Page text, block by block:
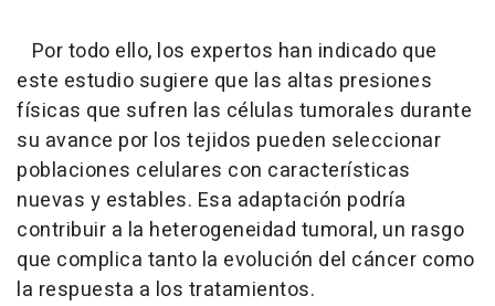
Por todo ello, los expertos han indicado que
este estudio sugiere que las altas presiones
físicas que sufren las células tumorales durante
su avance por los tejidos pueden seleccionar
poblaciones celulares con características
nuevas y estables. Esa adaptación podría
contribuir a la heterogeneidad tumoral, un rasgo
que complica tanto la evolución del cáncer como
la respuesta a los tratamientos.